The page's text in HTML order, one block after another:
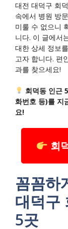
대전 대덕구 회
속에서 병원 방
미룰 수 없으니
니다. 이 글에서
대한 상세 정보
고자 합니다. 편
과를 찾으세요!
회덕동 인근
화번호 등)를 지
요!
회덕
꼼꼼하
대덕구
5곳